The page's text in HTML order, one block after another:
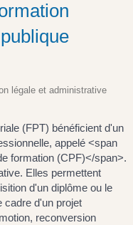
légale et administrative
(FPT) bénéficient d'un
appelé <span
formation (CPF)</span>.
Elles permettent
d'un diplôme ou le
cadre d'un projet
reconversion